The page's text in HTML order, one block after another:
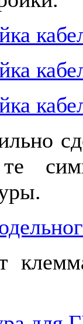
те